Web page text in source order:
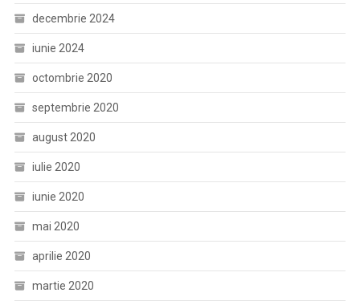
decembrie 2024
iunie 2024
octombrie 2020
septembrie 2020
august 2020
iulie 2020
iunie 2020
mai 2020
aprilie 2020
martie 2020